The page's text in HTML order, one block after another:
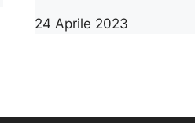
24 Aprile 2023